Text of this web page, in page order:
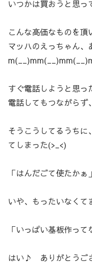
いつかは買おうと思
こんな高価なものを頂
マッハのえっちゃん、
すぐ電話しようと思っ
電話してもつながらず
そうこうしてるうちに
てしまった(>_<)
「はんだごて使たかぁ」
いや、もったいなくて
「いっぱい基板作って
はい♪ ありがとうご